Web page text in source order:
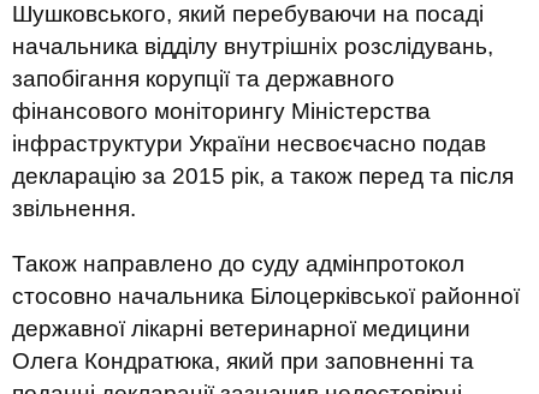
Шушковського, який перебуваючи на посаді
начальника відділу внутрішніх розслідувань,
запобігання корупції та державного
фінансового моніторингу Міністерства
інфраструктури України несвоєчасно подав
декларацію за 2015 рік, а також перед та після
звільнення.
Також направлено до суду адмінпротокол
стосовно начальника Білоцерківської районної
державної лікарні ветеринарної медицини
Олега Кондратюка, який при заповненні та